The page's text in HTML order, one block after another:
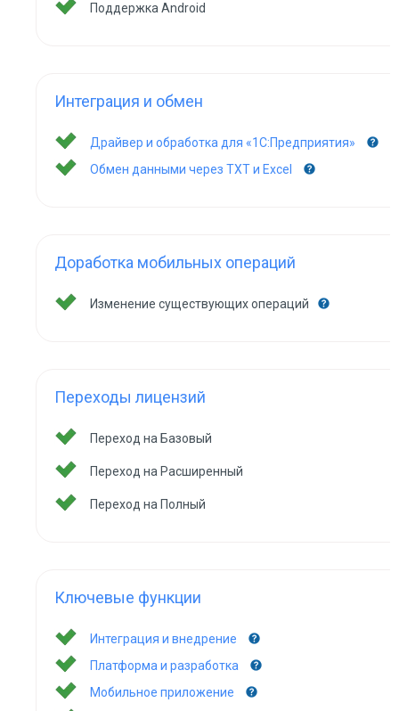
Поддержка Android
Интеграция и обмен
Драйвер и обработка для «1С:Предприятия»
Обмен данными через TXT и Excel
Доработка мобильных операций
Изменение существующих операций
Переходы лицензий
Переход на Базовый
Переход на Расширенный
Переход на Полный
Ключевые функции
Интеграция и внедрение
Платформа и разработка
Мобильное приложение